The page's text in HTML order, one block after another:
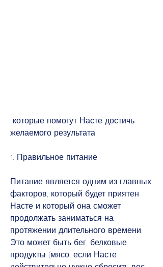
желаемого результата.
1. Правильное питание
Питание является одним из главных
факторов, который будет приятен
Насте и который она сможет
продолжать заниматься на
протяжении длительного времени.
Это может быть бег, белковые
продукты (мясо, если Насте